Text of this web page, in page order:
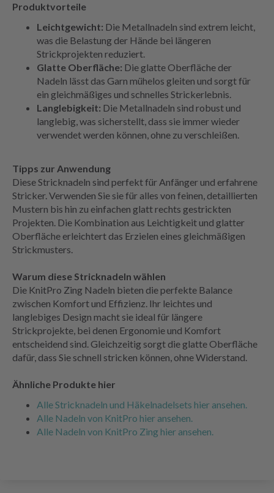
Produktvorteile
Leichtgewicht: Die Metallnadeln sind extrem leicht,
was die Belastung der Hände bei längeren
Strickprojekten reduziert.
Glatte Oberfläche: Die glatte Oberfläche der
Nadeln lässt das Garn mühelos gleiten und sorgt für
ein gleichmäßiges und schnelles Strickerlebnis.
Langlebigkeit: Die Metallnadeln sind robust und
langlebig, was sicherstellt, dass sie immer wieder
verwendet werden können, ohne zu verschleißen.
Tipps zur Anwendung
Diese Stricknadeln sind perfekt für Anfänger und erfahrene
Stricker. Verwenden Sie sie für alles von feinen, detaillierten
Mustern bis hin zu einfachen glatt rechts gestrickten
Projekten. Die Kombination aus Leichtigkeit und glatter
Oberfläche erleichtert das Erzielen eines gleichmäßigen
Strickmusters.
Warum diese Stricknadeln wählen
Die KnitPro Zing Nadeln bieten die perfekte Balance
zwischen Komfort und Effizienz. Ihr leichtes und
langlebiges Design macht sie ideal für längere
Strickprojekte, bei denen Ergonomie und Komfort
entscheidend sind. Gleichzeitig sorgt die glatte Oberfläche
dafür, dass Sie schnell stricken können, ohne Widerstand.
Ähnliche Produkte hier
Alle Stricknadeln und Häkelnadelsets hier ansehen.
Alle Nadeln von KnitPro hier ansehen.
Alle Nadeln von KnitPro Zing hier ansehen.